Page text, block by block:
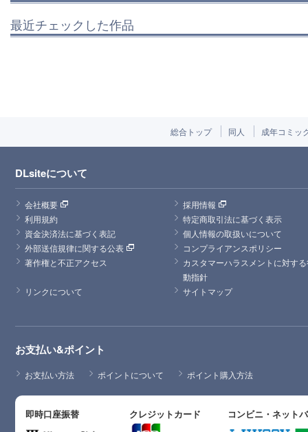
最近チェックした作品
総合トップ 同人 成年コミッ
DLsiteについて
会社概要
採用情報
利用規約
特定商取引法に基づく表示
資金決済法に基づく表記
個人情報の取扱いについて
外部送信規律に関する公表
コンプライアンスポリシー
著作権と不正アクセス
カスタマーハラスメントに対す
動指針
リンクについて
サイトマップ
お支払い&ポイント
お支払い方法 ポイントについて ポイント購入方法
即時口座振替 クレジットカード コンビニ・ネット